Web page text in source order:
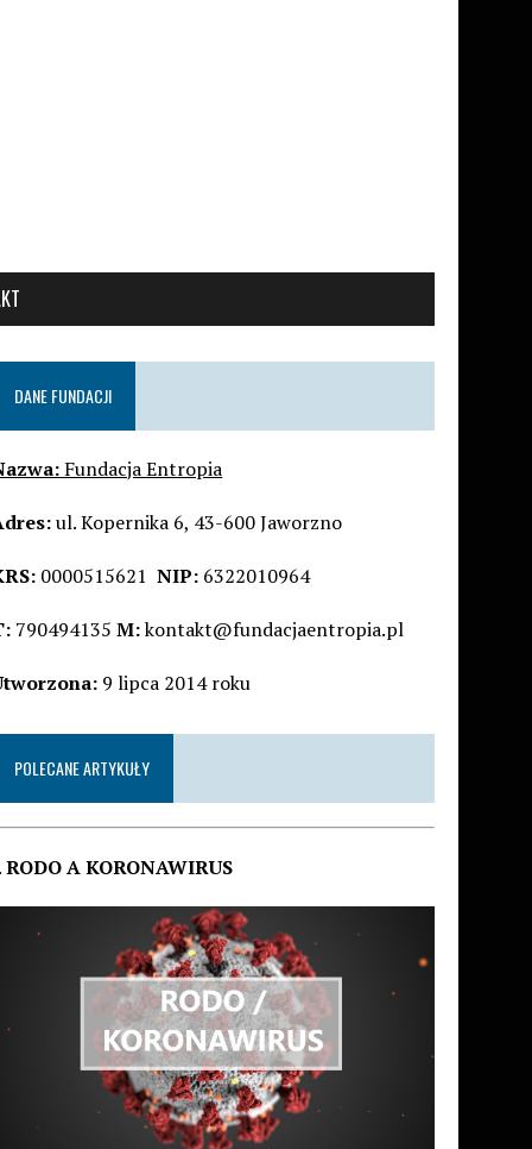
DANE FUNDACJI
Fundacja Entropia
ul. Kopernika 6, 43-600 Jaworzno
0000515621NIP: 6322010964
790494135M:kontakt@fundacjaentropia.pl
9 lipca 2014 roku
POLECANE ARTYKUŁY
RODO A KORONAWIRUS